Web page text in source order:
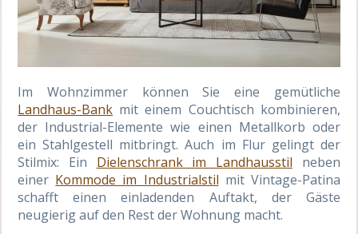
Im Wohnzimmer können Sie eine gemütliche
Landhaus-Bank mit einem Couchtisch kombinieren,
der Industrial-Elemente wie einen Metallkorb oder
ein Stahlgestell mitbringt. Auch im Flur gelingt der
Stilmix: Ein Dielenschrank im Landhausstil neben
einer Kommode im Industrialstil mit Vintage-Patina
schafft einen einladenden Auftakt, der Gäste
neugierig auf den Rest der Wohnung macht.